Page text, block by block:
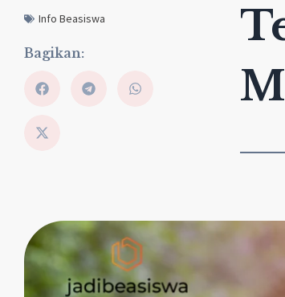
Info Beasiswa
Bagikan: